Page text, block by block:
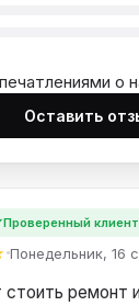
о
Оставить
Проверенный клиент
Понедельник, 16
ремонт